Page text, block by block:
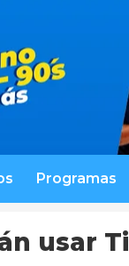
Programas
usar